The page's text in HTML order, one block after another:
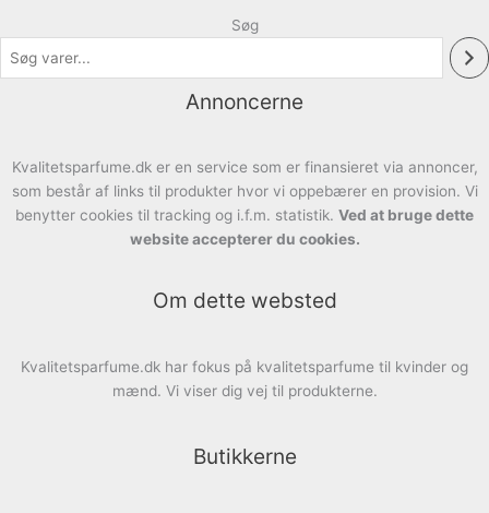
Søg
Annoncerne
Kvalitetsparfume.dk er en service som er finansieret via annoncer,
som består af links til produkter hvor vi oppebærer en provision. Vi
benytter cookies til tracking og i.f.m. statistik. Ved at bruge dette
website accepterer du cookies.
Om dette websted
Kvalitetsparfume.dk har fokus på kvalitetsparfume til kvinder og
mænd. Vi viser dig vej til produkterne.
Butikkerne